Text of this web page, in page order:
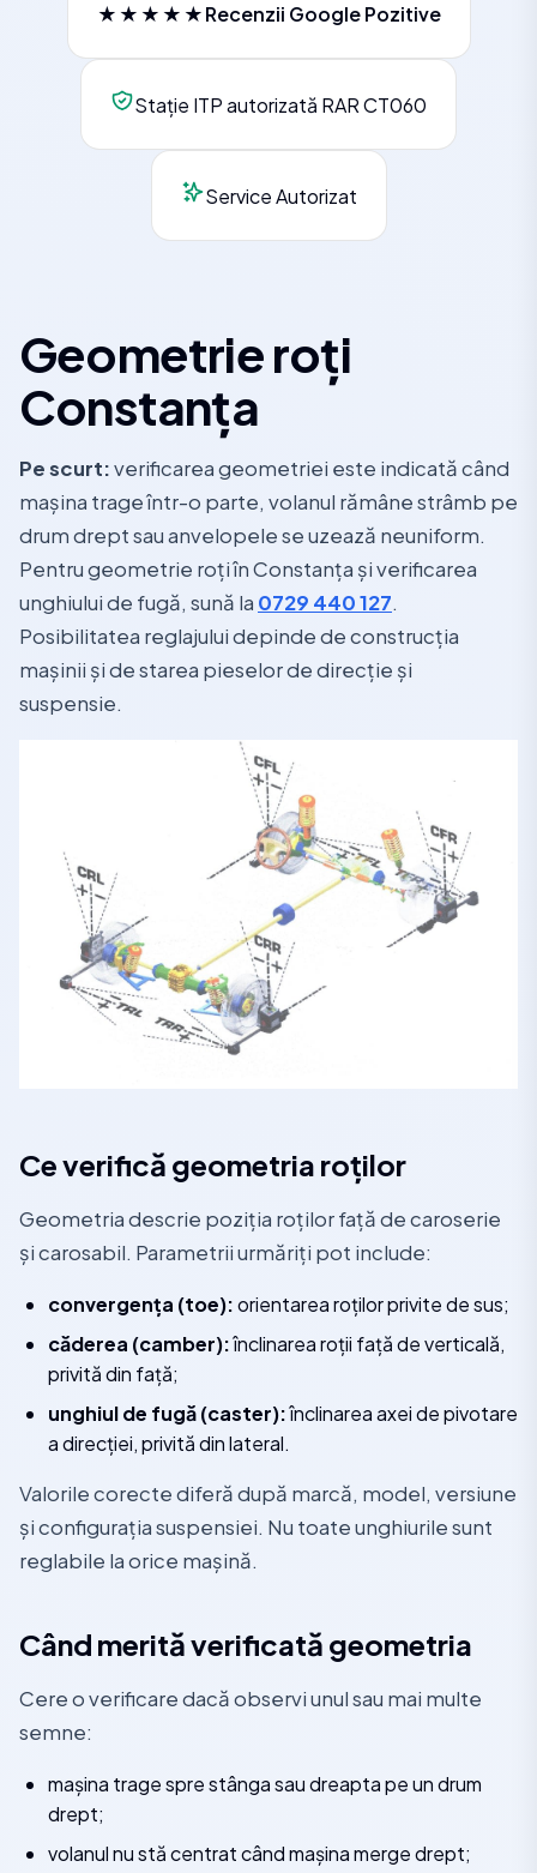
★★★★★Recenzii Google Pozitive
Stație ITP autorizată RAR CT060
Service Autorizat
Geometrie roți
Constanța
Pe scurt:verificarea geometriei este indicată când
mașina trage într-o parte, volanul rămâne strâmb pe
drum drept sau anvelopele se uzează neuniform.
Pentru geometrie roți în Constanța și verificarea
unghiului de fugă, sună la 0729 440 127.
Posibilitatea reglajului depinde de construcția
mașinii și de starea pieselor de direcție și
suspensie.
Ce verifică geometria roților
Geometria descrie poziția roților față de caroserie
și carosabil. Parametrii urmăriți pot include:
convergența (toe):orientarea roților privite de sus;
căderea (camber):înclinarea roții față de verticală,
privită din față;
unghiul de fugă (caster):înclinarea axei de pivotare
a direcției, privită din lateral.
Valorile corecte diferă după marcă, model, versiune
și configurația suspensiei. Nu toate unghiurile sunt
reglabile la orice mașină.
Când merită verificată geometria
Cere o verificare dacă observi unul sau mai multe
semne:
mașina trage spre stânga sau dreapta pe un drum
drept;
volanul nu stă centrat când mașina merge drept;